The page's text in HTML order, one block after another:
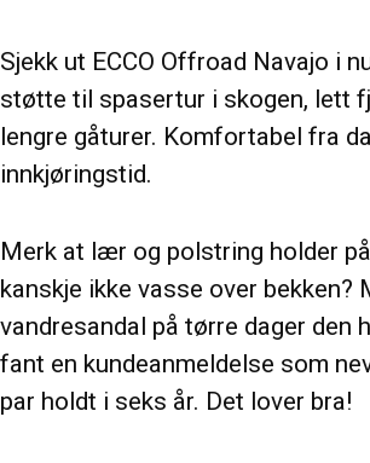
Sjekk ut ECCO Offroad Navajo i
støtte til spasertur i skogen, lett
lengre gåturer. Komfortabel fra
innkjøringstid.
Merk at lær og polstring holder
kanskje ikke vasse over bekken?
vandresandal på tørre dager den
fant en kundeanmeldelse som
par holdt i seks år. Det lover bra!